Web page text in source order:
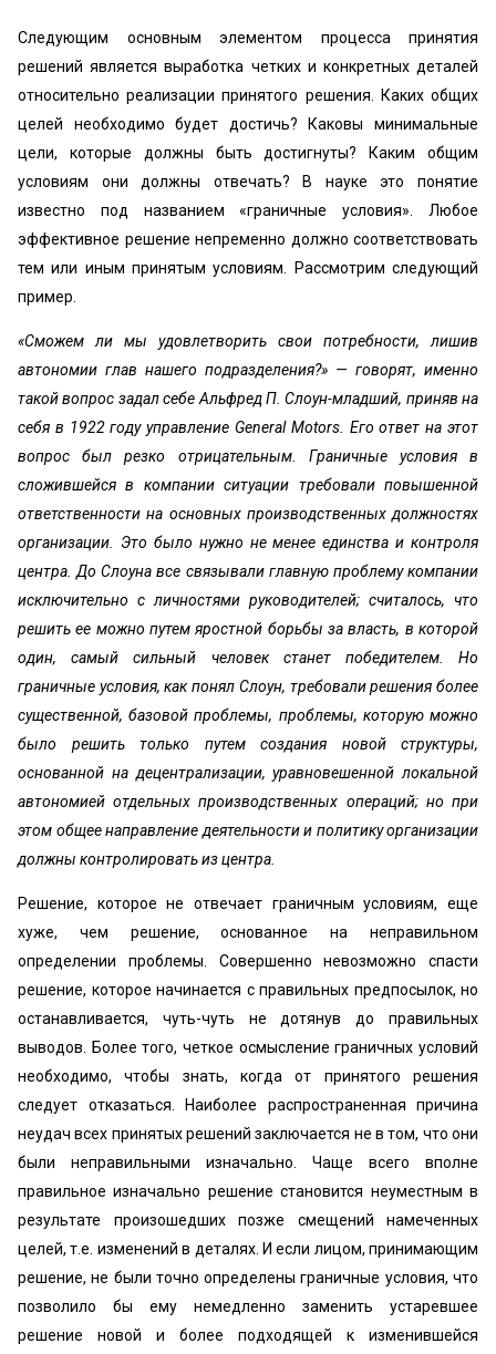
Следующим основным элементом процесса принятия
решений является выработка четких и конкретных деталей
относительно реализации принятого решения. Каких общих
целей необходимо будет достичь? Каковы минимальные
цели, которые должны быть достигнуты? Каким общим
условиям они должны отвечать? В науке это понятие
известно под названием «граничные условия». Любое
эффективное решение непременно должно соответствовать
тем или иным принятым условиям. Рассмотрим следующий
пример.
«Сможем ли мы удовлетворить свои потребности, лишив
автономии глав нашего подразделения?» — говорят, именно
такой вопрос задал себе Альфред П. Слоун-младший, приняв на
себя в 1922 году управление General Motors. Его ответ на этот
вопрос был резко отрицательным. Граничные условия в
сложившейся в компании ситуации требовали повышенной
ответственности на основных производственных должностях
организации. Это было нужно не менее единства и контроля
центра. До Слоуна все связывали главную проблему компании
исключительно с личностями руководителей; считалось, что
решить ее можно путем яростной борьбы за власть, в которой
один, самый сильный человек станет победителем. Но
граничные условия, как понял Слоун, требовали решения более
существенной, базовой проблемы, проблемы, которую можно
было решить только путем создания новой структуры,
основанной на децентрализации, уравновешенной локальной
автономией отдельных производственных операций; но при
этом общее направление деятельности и политику организации
должны контролировать из центра.
Решение, которое не отвечает граничным условиям, еще
хуже, чем решение, основанное на неправильном
определении проблемы. Совершенно невозможно спасти
решение, которое начинается с правильных предпосылок, но
останавливается, чуть-чуть не дотянув до правильных
выводов. Более того, четкое осмысление граничных условий
необходимо, чтобы знать, когда от принятого решения
следует отказаться. Наиболее распространенная причина
неудач всех принятых решений заключается не в том, что они
были неправильными изначально. Чаще всего вполне
правильное изначально решение становится неуместным в
результате произошедших позже смещений намеченных
целей, т.е. изменений в деталях. И если лицом, принимающим
решение, не были точно определены граничные условия, что
позволило бы ему немедленно заменить устаревшее
решение новой и более подходящей к изменившейся